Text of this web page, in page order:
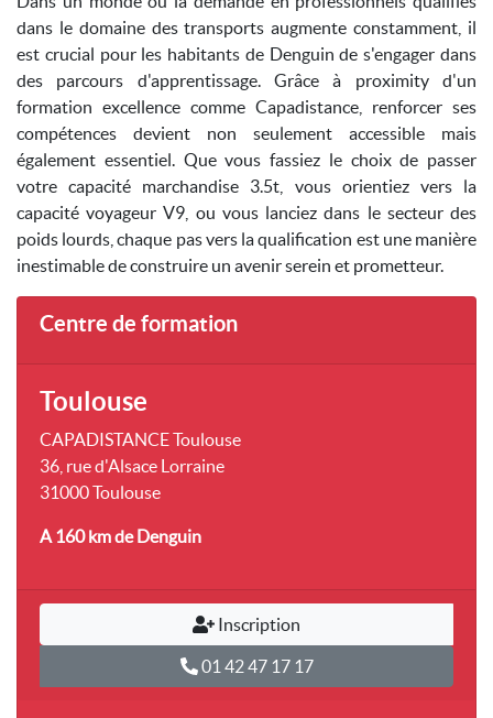
dans le domaine des transports augmente constamment, il
est crucial pour les habitants de Denguin de s'engager dans
des parcours d'apprentissage. Grâce à proximity d'un
formation excellence comme Capadistance, renforcer ses
compétences devient non seulement accessible mais
également essentiel. Que vous fassiez le choix de passer
votre capacité marchandise 3.5t, vous orientiez vers la
capacité voyageur V9, ou vous lanciez dans le secteur des
poids lourds, chaque pas vers la qualification est une manière
inestimable de construire un avenir serein et prometteur.
Centre de formation
Toulouse
CAPADISTANCE Toulouse
36, rue d'Alsace Lorraine
31000 Toulouse
A 160 kmde Denguin
Inscription
01 42 47 17 17